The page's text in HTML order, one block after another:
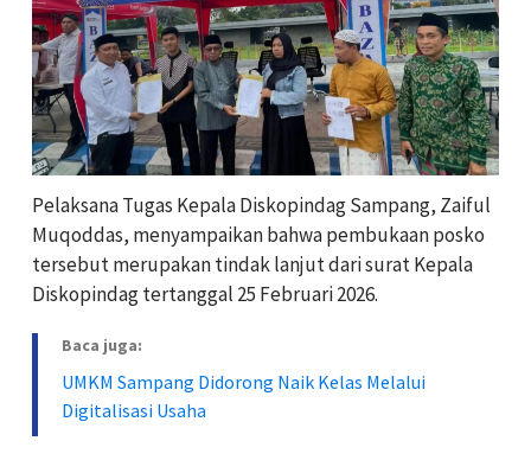
Pelaksana Tugas Kepala Diskopindag Sampang, Zaiful
Muqoddas, menyampaikan bahwa pembukaan posko
tersebut merupakan tindak lanjut dari surat Kepala
Diskopindag tertanggal 25 Februari 2026.
Baca juga:
UMKM Sampang Didorong Naik Kelas Melalui
Digitalisasi Usaha